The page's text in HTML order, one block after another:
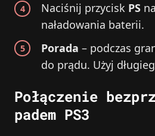
Naciśnij przycisk PS
naładowania baterii.
Porada – podczas
do prądu. Użyj
Połączenie
padem PS3